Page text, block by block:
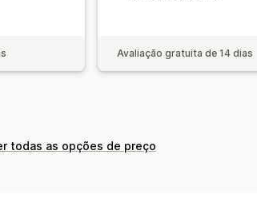
Avaliação gratuita de 14 dias
todas as opções de preço